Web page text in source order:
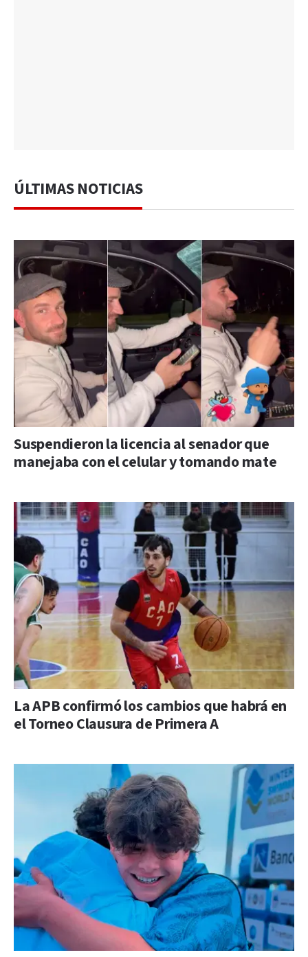
ÚLTIMAS NOTICIAS
Suspendieron la licencia al senador que
manejaba con el celular y tomando mate
La APB confirmó los cambios que habrá en
el Torneo Clausura de Primera A